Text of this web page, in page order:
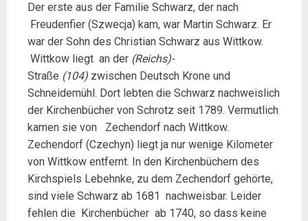
Der erste aus der Familie Schwarz, der nach
Freudenfier (Szwecja) kam, war Martin Schwarz. Er
war der Sohn des Christian Schwarz aus Wittkow.
Wittkow liegt an der (Reichs)-
Straße (104) zwischen Deutsch Krone und
Schneidemühl. Dort lebten die Schwarz nachweislich
der Kirchenbücher von Schrotz seit 1789. Vermutlich
kamen sie von Zechendorf nach Wittkow.
Zechendorf (Czechyn) liegt ja nur wenige Kilometer
von Wittkow entfernt. In den Kirchenbüchern des
Kirchspiels Lebehnke, zu dem Zechendorf gehörte,
sind viele Schwarz ab 1681 nachweisbar. Leider
fehlen die Kirchenbücher ab 1740, so dass keine